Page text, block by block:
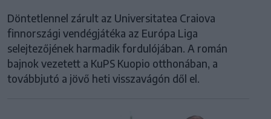
Döntetlennel zárult az Universitatea Craiova
finnországi vendégjátéka az Európa Liga
selejtezőjének harmadik fordulójában. A román
bajnok vezetett a KuPS Kuopio otthonában, a
továbbjutó a jövő heti visszavágón dől el.